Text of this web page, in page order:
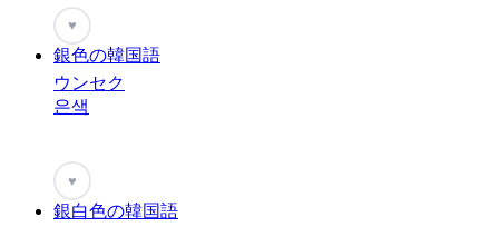
♥
銀色の韓国語
ウンセク
은색
♥
銀白色の韓国語